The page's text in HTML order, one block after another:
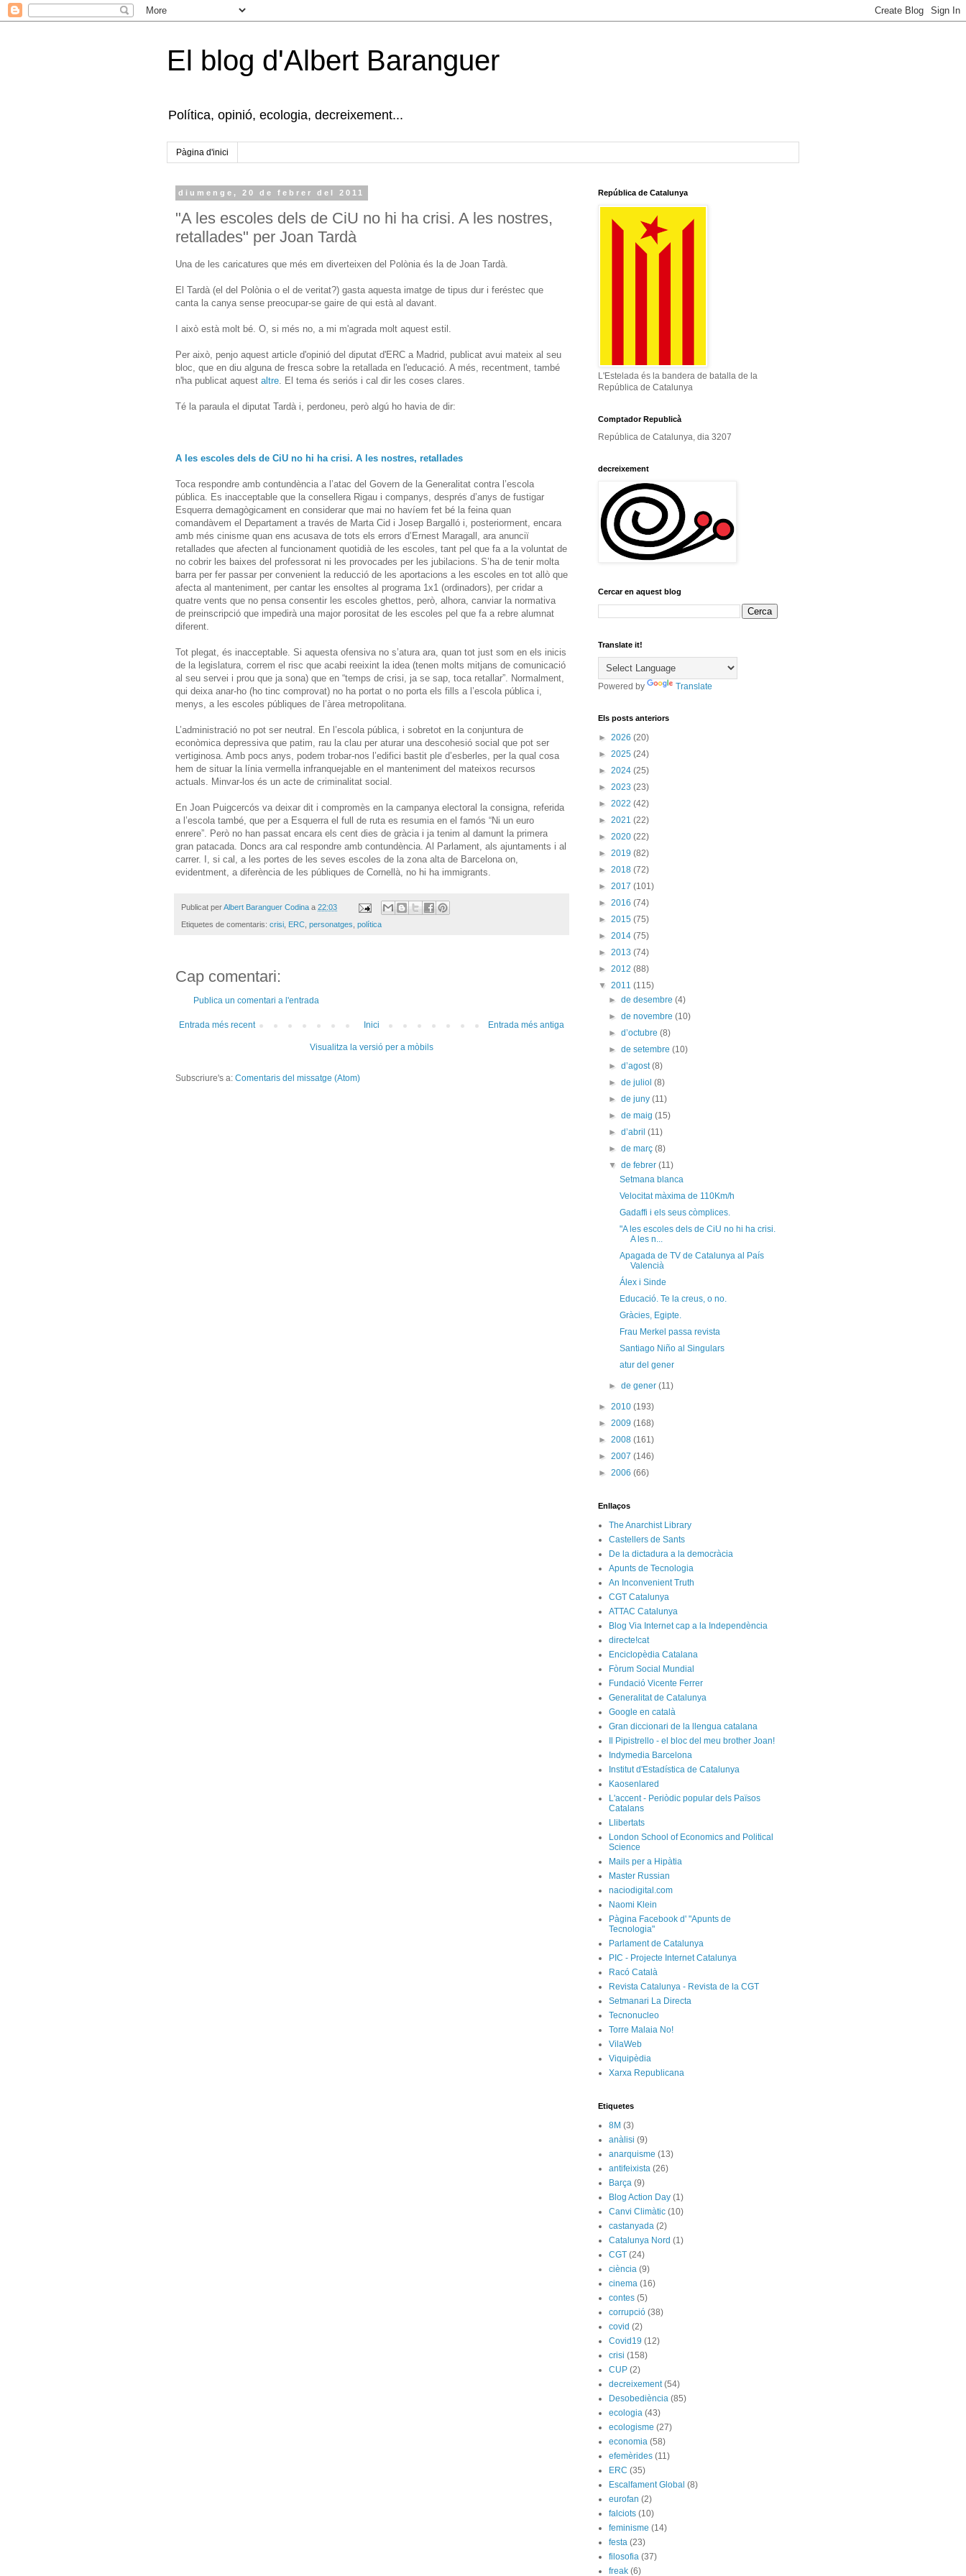
El blog d'Albert Baranguer
Política, opinió, ecologia, decreixement...
Pàgina d'inici
diumenge, 20 de febrer del 2011
"A les escoles dels de CiU no hi ha crisi. A les nostres,
retallades" per Joan Tardà
Una de les caricatures que més em diverteixen del Polònia és la de Joan Tardà.
El Tardà (el del Polònia o el de veritat?) gasta aquesta imatge de tipus dur i feréstec que
canta la canya sense preocupar-se gaire de qui està al davant.
I això està molt bé. O, si més no, a mi m'agrada molt aquest estil.
Per això, penjo aquest article d'opinió del diputat d'ERC a Madrid, publicat avui mateix al seu
bloc, que en diu alguna de fresca sobre la retallada en l'educació. A més, recentment, també
n'ha publicat aquest altre. El tema és seriós i cal dir les coses clares.
Té la paraula el diputat Tardà i, perdoneu, però algú ho havia de dir:
A les escoles dels de CiU no hi ha crisi. A les nostres, retallades
Toca respondre amb contundència a l’atac del Govern de la Generalitat contra l’escola
pública. Es inacceptable que la consellera Rigau i companys, després d’anys de fustigar
Esquerra demagògicament en considerar que mai no havíem fet bé la feina quan
comandàvem el Departament a través de Marta Cid i Josep Bargalló i, posteriorment, encara
amb més cinisme quan ens acusava de tots els errors d’Ernest Maragall, ara anunciï
retallades que afecten al funcionament quotidià de les escoles, tant pel que fa a la voluntat de
no cobrir les baixes del professorat ni les provocades per les jubilacions. S’ha de tenir molta
barra per fer passar per convenient la reducció de les aportacions a les escoles en tot allò que
afecta al manteniment, per cantar les ensoltes al programa 1x1 (ordinadors), per cridar a
quatre vents que no pensa consentir les escoles ghettos, però, alhora, canviar la normativa
de preinscripció que impedirà una major porositat de les escoles pel que fa a rebre alumnat
diferent.
Tot plegat, és inacceptable. Si aquesta ofensiva no s’atura ara, quan tot just som en els inicis
de la legislatura, correm el risc que acabi reeixint la idea (tenen molts mitjans de comunicació
al seu servei i prou que ja sona) que en “temps de crisi, ja se sap, toca retallar”. Normalment,
qui deixa anar-ho (ho tinc comprovat) no ha portat o no porta els fills a l’escola pública i,
menys, a les escoles públiques de l’àrea metropolitana.
L’administració no pot ser neutral. En l’escola pública, i sobretot en la conjuntura de
econòmica depressiva que patim, rau la clau per aturar una descohesió social que pot ser
vertiginosa. Amb pocs anys, podem trobar-nos l’edifici bastit ple d’esberles, per la qual cosa
hem de situar la línia vermella infranquejable en el manteniment del mateixos recursos
actuals. Minvar-los és un acte de criminalitat social.
En Joan Puigcercós va deixar dit i compromès en la campanya electoral la consigna, referida
a l’escola també, que per a Esquerra el full de ruta es resumia en el famós “Ni un euro
enrere”. Però no han passat encara els cent dies de gràcia i ja tenim al damunt la primera
gran patacada. Doncs ara cal respondre amb contundència. Al Parlament, als ajuntaments i al
carrer. I, si cal, a les portes de les seves escoles de la zona alta de Barcelona on,
evidentment, a diferència de les públiques de Cornellà, no hi ha immigrants.
Publicat perAlbert Baranguer Codina a 22:03
Etiquetes de comentaris: crisi, ERC, personatges, política
Cap comentari:
Publica un comentari a l'entrada
Entrada més recent Entrada més antiga
Inici
Visualitza la versió per a mòbils
Subscriure's a: Comentaris del missatge (Atom)
República de Catalunya
L'Estelada és la bandera de batalla de la
República de Catalunya
Comptador Republicà
República de Catalunya, dia 3207
decreixement
Cercar en aquest blog
Translate it!
Powered by Translate
Els posts anteriors
► 2026 (20)
► 2025 (24)
► 2024 (25)
► 2023 (23)
► 2022 (42)
► 2021 (22)
► 2020 (22)
► 2019 (82)
► 2018 (72)
► 2017 (101)
► 2016 (74)
► 2015 (75)
► 2014 (75)
► 2013 (74)
► 2012 (88)
▼ 2011 (115)
►de desembre(4)
►de novembre(10)
►d’octubre(8)
►de setembre(10)
►d’agost(8)
►de juliol(8)
►de juny(11)
►de maig(15)
►d’abril(11)
►de març(8)
▼de febrer(11)
Setmana blanca
Velocitat màxima de 110Km/h
Gadaffi i els seus còmplices.
"A les escoles dels de CiU no hi ha crisi.
A les n...
Apagada de TV de Catalunya al País
Valencià
Álex i Sinde
Educació. Te la creus, o no.
Gràcies, Egipte.
Frau Merkel passa revista
Santiago Niño al Singulars
atur del gener
►de gener(11)
► 2010 (193)
► 2009 (168)
► 2008 (161)
► 2007 (146)
► 2006 (66)
Enllaços
The Anarchist Library
Castellers de Sants
De la dictadura a la democràcia
Apunts de Tecnologia
An Inconvenient Truth
CGT Catalunya
ATTAC Catalunya
Blog Via Internet cap a la Independència
directe!cat
Enciclopèdia Catalana
Fòrum Social Mundial
Fundació Vicente Ferrer
Generalitat de Catalunya
Google en català
Gran diccionari de la llengua catalana
Il Pipistrello - el bloc del meu brother Joan!
Indymedia Barcelona
Institut d'Estadística de Catalunya
Kaosenlared
L'accent - Periòdic popular dels Països
Catalans
Llibertats
London School of Economics and Political
Science
Mails per a Hipàtia
Master Russian
naciodigital.com
Naomi Klein
Pàgina Facebook d' "Apunts de
Tecnologia"
Parlament de Catalunya
PIC - Projecte Internet Catalunya
Racó Català
Revista Catalunya - Revista de la CGT
Setmanari La Directa
Tecnonucleo
Torre Malaia No!
VilaWeb
Viquipèdia
Xarxa Republicana
Etiquetes
8M (3)
anàlisi (9)
anarquisme (13)
antifeixista (26)
Barça (9)
Blog Action Day (1)
Canvi Climàtic (10)
castanyada (2)
Catalunya Nord (1)
CGT (24)
ciència (9)
cinema (16)
contes (5)
corrupció (38)
covid (2)
Covid19 (12)
crisi (158)
CUP (2)
decreixement (54)
Desobediència (85)
ecologia (43)
ecologisme (27)
economia (58)
efemèrides (11)
ERC (35)
Escalfament Global (8)
eurofan (2)
falciots (10)
feminisme (14)
festa (23)
filosofia (37)
freak (6)